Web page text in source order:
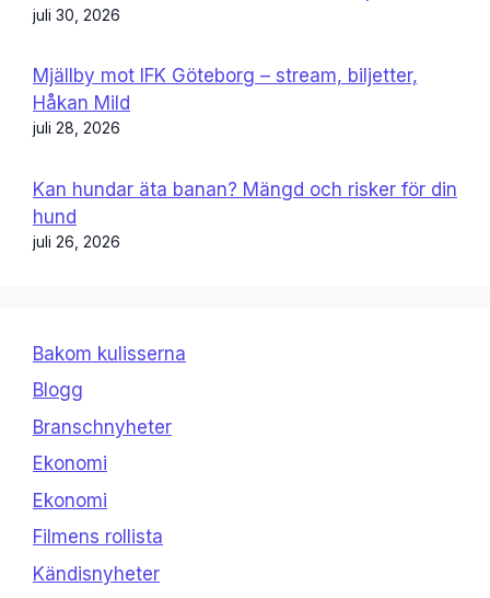
juli 30, 2026
Mjällby mot IFK Göteborg – stream, biljetter,
Håkan Mild
juli 28, 2026
Kan hundar äta banan? Mängd och risker för din
hund
juli 26, 2026
Bakom kulisserna
Blogg
Branschnyheter
Ekonomi
Ekonomi
Filmens rollista
Kändisnyheter